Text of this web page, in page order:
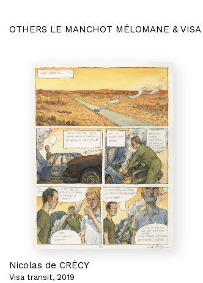
OTHERS LE MANCHOT MÉLOMANE &
Nicolas de CRÉCY
Visa transit, 2019